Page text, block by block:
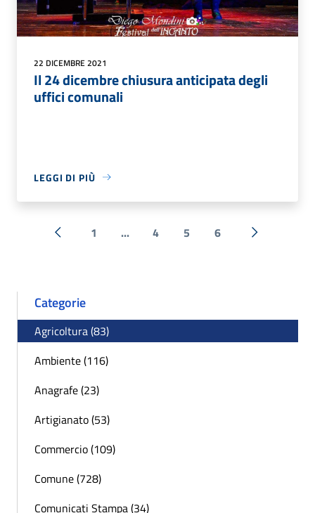
22 DICEMBRE 2021
Il 24 dicembre chiusura anticipata degli
uffici comunali
LEGGI DI PIÙ
« Precedente
1 ... 4 5 6 Successiva
Categorie
Agricoltura (83)
Ambiente (116)
Anagrafe (23)
Artigianato (53)
Commercio (109)
Comune (728)
Comunicati Stampa (34)